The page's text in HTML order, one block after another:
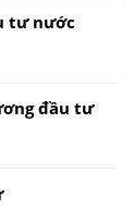
tư nước
đầu tư